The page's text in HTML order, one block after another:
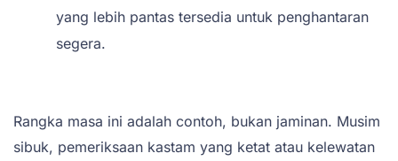
yang lebih pantas tersedia untuk penghantaran
segera.
Rangka masa ini adalah contoh, bukan jaminan. Musim
sibuk, pemeriksaan kastam yang ketat atau kelewatan